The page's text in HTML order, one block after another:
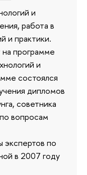
и
работа в
и практики.
программе
и
состоялся
дипломов
советника
вопросам
экспертов по
в 2007 году